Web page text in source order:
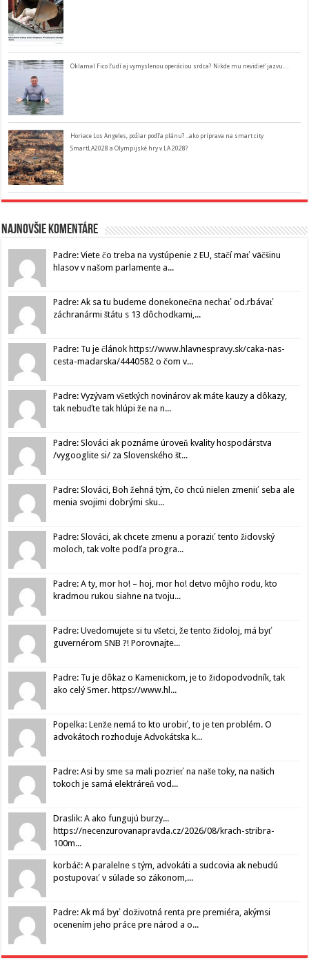
Oklamal Fico ľudí aj vymyslenou operáciou srdca? Nikde mu nevidieť jazvu…
Horiace Los Angeles, požiar podľa plánu? ..ako príprava na smart city
SmartLA2028 a Olympijské hry v LA 2028?
Najnovšie komentáre
Padre: Viete čo treba na vystúpenie z EU, stačí mať väčšinu
hlasov v našom parlamente a...
Padre: Ak sa tu budeme donekonečna nechať od.rbávať
záchranármi štátu s 13 dôchodkami,...
Padre: Tu je článok https://www.hlavnespravy.sk/caka-nas-
cesta-madarska/4440582 o čom v...
Padre: Vyzývam všetkých novinárov ak máte kauzy a dôkazy,
tak nebuďte tak hlúpi že na n...
Padre: Slováci ak poznáme úroveň kvality hospodárstva
/vygooglite si/ za Slovenského št...
Padre: Slováci, Boh žehná tým, čo chcú nielen zmeniť seba ale
menia svojimi dobrými sku...
Padre: Slováci, ak chcete zmenu a poraziť tento židovský
moloch, tak volte podľa progra...
Padre: A ty, mor ho! – hoj, mor ho! detvo môjho rodu, kto
kradmou rukou siahne na tvoju...
Padre: Uvedomujete si tu všetci, že tento židoloj, má byť
guvernérom SNB ?! Porovnajte...
Padre: Tu je dôkaz o Kamenickom, je to židopodvodník, tak
ako celý Smer. https://www.hl...
Popelka: Lenže nemá to kto urobiť, to je ten problém. O
advokátoch rozhoduje Advokátska k...
Padre: Asi by sme sa mali pozrieť na naše toky, na našich
tokoch je samá elektráreň vod...
Draslik: A ako fungujú burzy...
https://necenzurovanapravda.cz/2026/08/krach-stribra-
100m...
korbáč: A paralelne s tým, advokáti a sudcovia ak nebudú
postupovať v súlade so zákonom,...
Padre: Ak má byť doživotná renta pre premiéra, akýmsi
ocenením jeho práce pre národ a o...